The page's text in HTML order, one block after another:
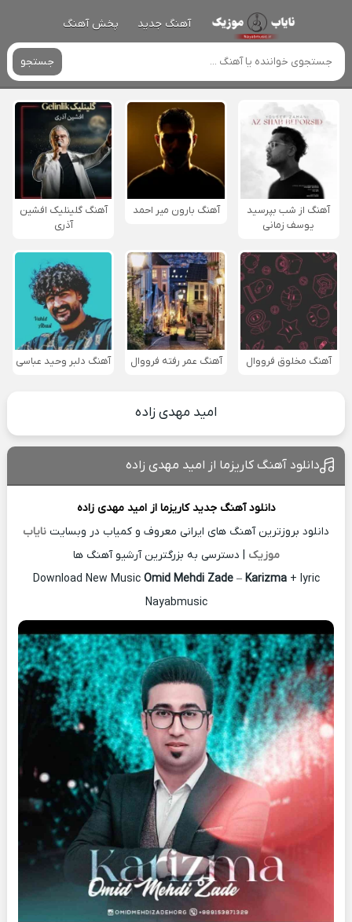
آهنگ جدید پخش آهنگ
جستجو
آهنگ از شب بپرسید
یوسف زمانی
آهنگ بارون میر احمد
آهنگ گلینلیک افشین
آذری
آهنگ مخلوق فرووال آهنگ عمر رفته فرووال آهنگ دلبر وحید عباسی
امید مهدی زاده
دانلود آهنگ کاریزما از امید مهدی زاده
دانلود آهنگ جدیدکاریزما ازامید مهدی زاده
دانلود بروزترین آهنگ های ایرانی معروف و کمیاب در وبسایت نایاب
موزیک | دسترسی به بزرگترین آرشیو آهنگ ها
Download New Music Omid Mehdi Zade– Karizma+ lyric
Nayabmusic